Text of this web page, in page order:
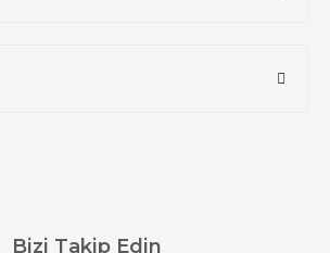
Bizi Takip Edin